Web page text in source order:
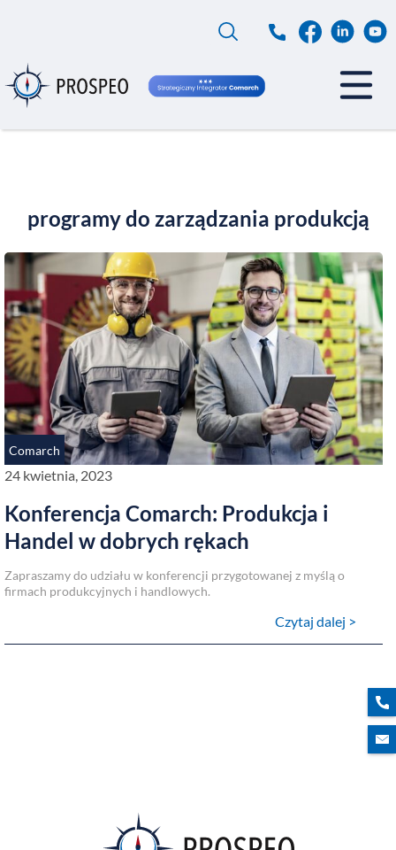
programy do zarządzania produkcją
Comarch
24 kwietnia, 2023
Konferencja Comarch: Produkcja i
Handel w dobrych rękach
Zapraszamy do udziału w konferencji przygotowanej z myślą o
firmach produkcyjnych i handlowych.
Czytaj dalej >